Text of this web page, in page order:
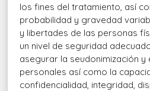
los fines del tratamiento, así
probabilidad y gravedad
y libertades de las personas
un nivel de seguridad
asegurar la seudonimización
personales así como la
confidencialidad, integridad,